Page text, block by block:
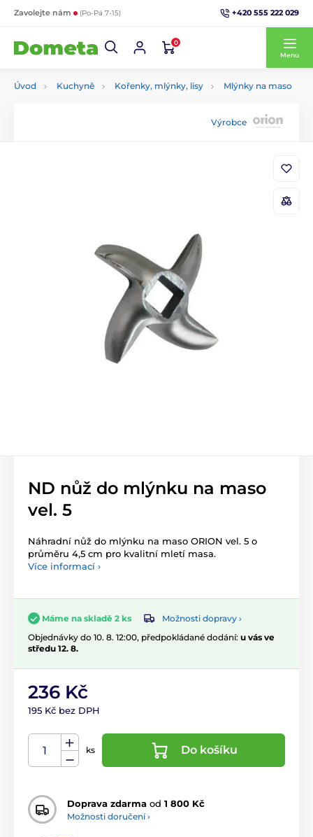
Zavolejte nám (Po-Pá 7-15) +420 555 222 029
0
Menu
Úvod Kuchyně Kořenky, mlýnky, lisy Mlýnky na maso
Výrobce
ND nůž do mlýnku na maso
vel. 5
Náhradní nůž do mlýnku na maso ORION vel. 5 o
průměru 4,5 cm pro kvalitní mletí masa.
Více informací ›
Máme na skladě 2 ks
Možnosti dopravy ›
Objednávky do 10. 8. 12:00, předpokládané dodání: u vás ve
středu 12. 8.
236 Kč
195 Kč bez DPH
ks Do košíku
Doprava zdarma od 1 800 Kč
Možnosti doručení ›